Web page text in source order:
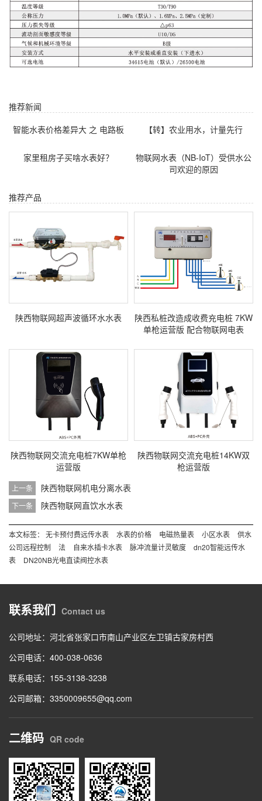
推荐新闻
智能水表价格差异大 之 电路板
【转】农业用水，计量先行
家里租房子买啥水表好？
物联网水表（NB-IoT）受供水公
司欢迎的原因
推荐产品
陕西物联网超声波循环水水表
陕西私桩改造成收费充电桩 7KW
单枪运营版 配合物联网电表
陕西物联网交流充电桩7KW单枪
运营版
陕西物联网交流充电桩14KW双
枪运营版
上一条 陕西物联网机电分离水表
下一条 陕西物联网直饮水水表
本文标签： 无卡预付费远传水表 水表的价格 电磁热量表 小区水表
供水
公司远程控制
法 自来水插卡水表 脉冲流量计灵敏度
dn20智能远传水
表
DN20NB光电直读阀控水表
联系我们 Contact us
公司地址：河北省张家口市南山产业区左卫镇古家房村西
公司电话： 400-038-0636
联系电话： 155-3138-3238
公司邮箱：3350009655@qq.com
二维码 QR code